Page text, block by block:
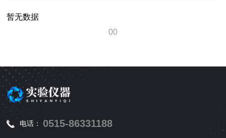
暂无数据
00
电话： 0515-86331188